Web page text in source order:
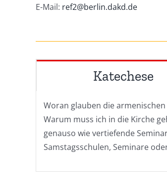
E-Mail: ref2@berlin.dakd.de
Katechese
Woran glauben die
Warum muss ich in die Kirche
genauso wie vertiefende
Samstagsschulen, Seminare